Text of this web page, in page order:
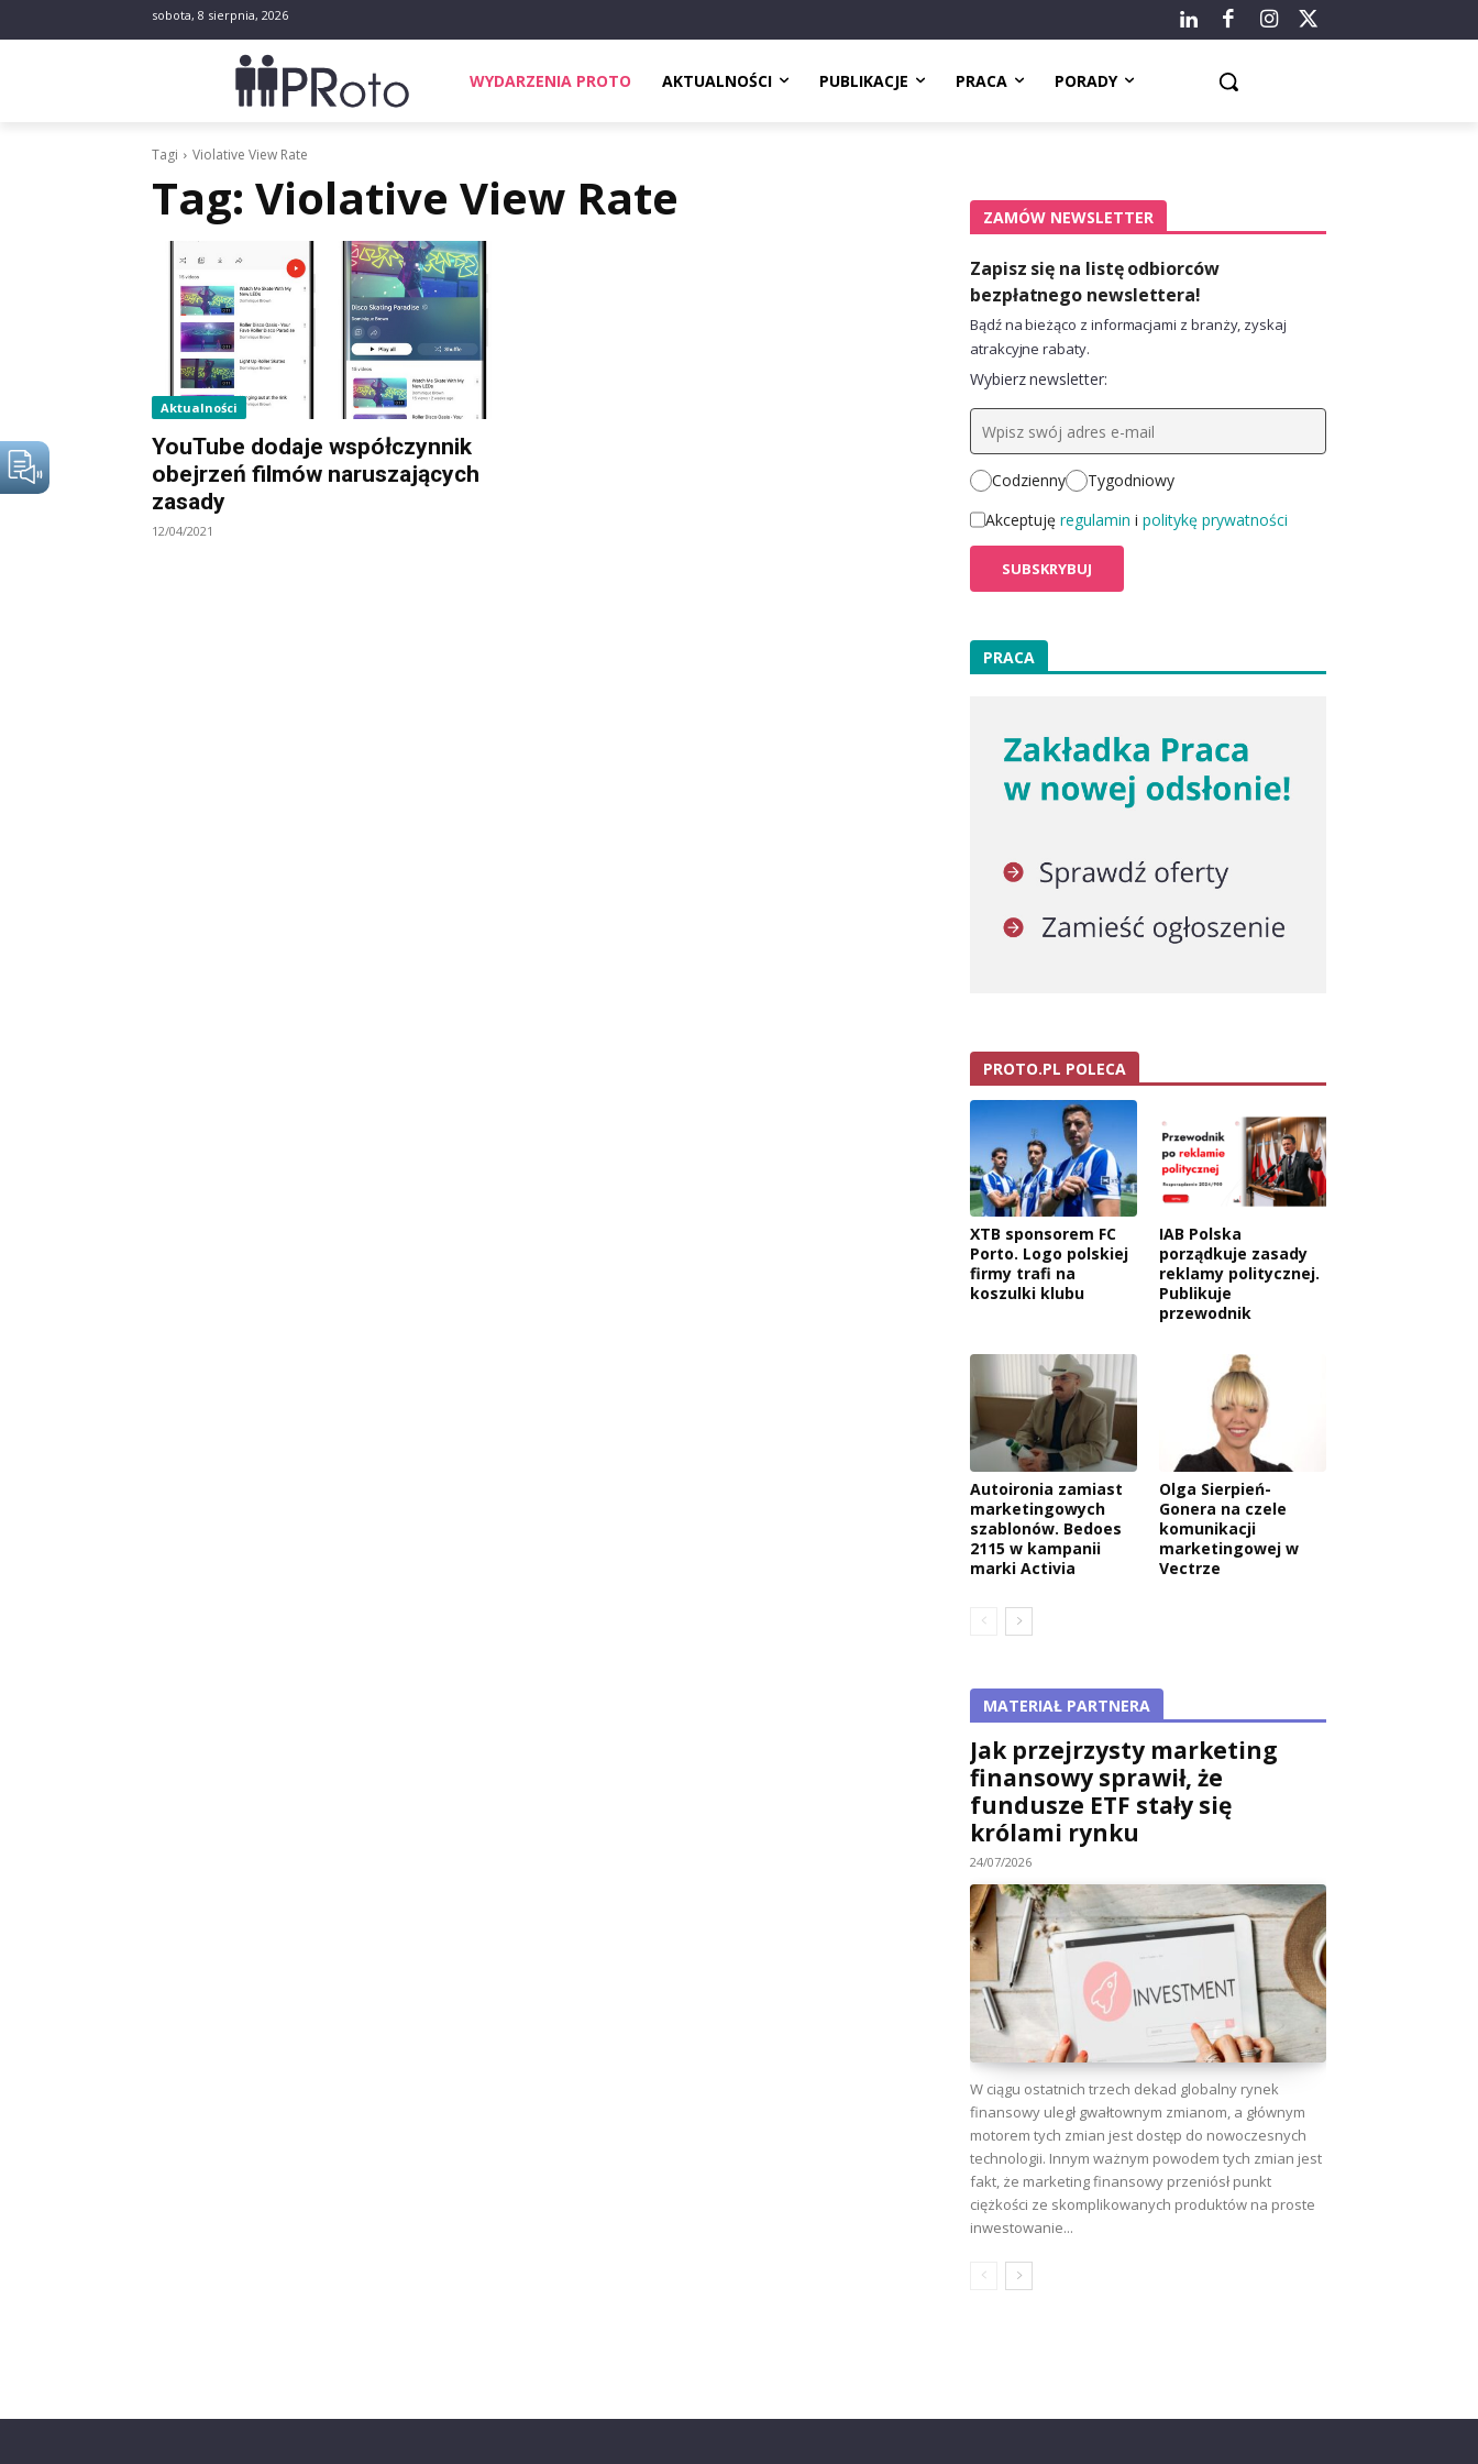
sobota, 8 sierpnia, 2026
WYDARZENIA PROTO AKTUALNOŚCI PUBLIKACJE PRACA PORADY
Tagi Violative View Rate
Tag: Violative View Rate
Aktualności
YouTube dodaje współczynnik
obejrzeń filmów naruszających
zasady
12/04/2021
ZAMÓW NEWSLETTER
Zapisz się na listę odbiorców
bezpłatnego newslettera!
Bądź na bieżąco z informacjami z branży, zyskaj
atrakcyjne rabaty.
Wybierz newsletter:
Codzienny
Tygodniowy
Akceptuję regulamin i politykę prywatności
PRACA
PROTO.PL POLECA
XTB sponsorem FC
Porto. Logo polskiej
firmy trafi na
koszulki klubu
IAB Polska
porządkuje zasady
reklamy politycznej.
Publikuje
przewodnik
Autoironia zamiast
marketingowych
szablonów. Bedoes
2115 w kampanii
marki Activia
Olga Sierpień-
Gonera na czele
komunikacji
marketingowej w
Vectrze
MATERIAŁ PARTNERA
Jak przejrzysty marketing
finansowy sprawił, że
fundusze ETF stały się
królami rynku
24/07/2026
W ciągu ostatnich trzech dekad globalny rynek
finansowy uległ gwałtownym zmianom, a głównym
motorem tych zmian jest dostęp do nowoczesnych
technologii. Innym ważnym powodem tych zmian jest
fakt, że marketing finansowy przeniósł punkt
ciężkości ze skomplikowanych produktów na proste
inwestowanie...